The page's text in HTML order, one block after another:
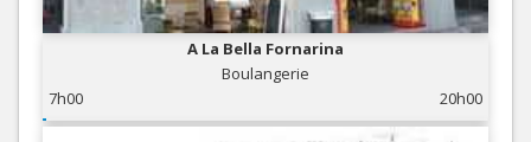
A La Bella Fornarina
Boulangerie
7h00
20h00